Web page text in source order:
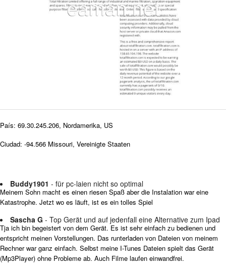
País: 69.30.245.206, Nordamerika, US
Ciudad: -94.566 Missouri, Vereinigte Staaten
Buddy1901 - für pc-laien nicht so optimal
Meinem Sohn macht es einen riesen Spaß aber die Instalation war eine
Katastrophe. Jetzt wo es läuft, ist es ein tolles Spiel
Sascha G - Top Gerät und auf jedenfall eine Alternative zum Ipad
Tja ich bin begeistert von dem Gerät. Es ist sehr einfach zu bedienen und
entspricht meinen Vorstellungen. Das runterladen von Dateien von meinem
Rechner war ganz einfach. Selbst meine I-Tunes Dateien spielt das Gerät
(Mp3Player) ohne Probleme ab. Auch Filme laufen einwandfrei.